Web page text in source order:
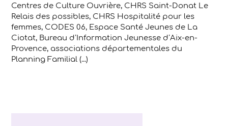
Centres de Culture Ouvrière, CHRS Saint-Donat Le
Relais des possibles, CHRS Hospitalité pour les
femmes, CODES 06, Espace Santé Jeunes de La
Ciotat, Bureau d’Information Jeunesse d’Aix-en-
Provence, associations départementales du
Planning Familial (...)